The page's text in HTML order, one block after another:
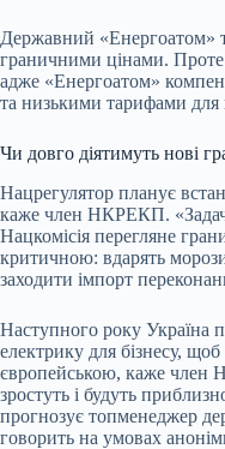
Державний «Енергоатом»
граничними цінами. Проте
адже «Енергоатом»
та низькими тарифами для
Чи довго діятимуть нові
Нацрегулятор планує
каже член НКРЕКП.
Нацкомісія перегляне
критичною: вдарять
заходити імпорт
Наступного року Україна
електрику для бізнесу,
європейською, каже член
зростуть і будуть
прогнозує топменеджер
говорить на умовах